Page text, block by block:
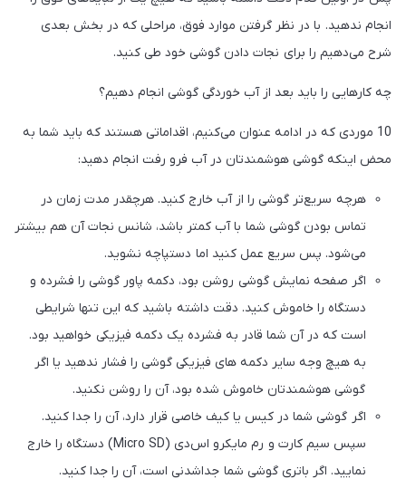
انجام ندهید. با در نظر گرفتن موارد فوق، مراحلی که در بخش بعدی
شرح می‌دهیم را برای نجات دادن گوشی خود طی کنید.
چه کارهایی را باید بعد از آب خوردگی گوشی انجام دهیم؟
10 موردی که در ادامه عنوان می‌کنیم، اقداماتی هستند که باید شما به
محض اینکه گوشی هوشمندتان در آب فرو رفت انجام دهید:
هرچه سریع‌تر گوشی را از آب خارج کنید. هرچقدر مدت زمان در
تماس بودن گوشی شما با آب کمتر باشد، شانس نجات آن هم بیشتر
می‌شود. پس سریع عمل کنید اما دستپاچه نشوید.
اگر صفحه نمایش گوشی روشن بود، دکمه پاور گوشی را فشرده و
دستگاه را خاموش کنید. دقت داشته باشید که این تنها شرایطی
است که در آن شما قادر به فشرده یک دکمه فیزیکی خواهید بود.
به هیچ وجه سایر دکمه های فیزیکی گوشی را فشار ندهید یا اگر
گوشی هوشمندتان خاموش شده بود، آن را روشن نکنید.
اگر گوشی شما در کیس یا کیف خاصی قرار دارد، آن را جدا کنید.
سپس سیم کارت و رم مایکرو اس‌دی (Micro SD) دستگاه را خارج
نمایید. اگر باتری گوشی شما جداشدنی است، آن را جدا کنید.